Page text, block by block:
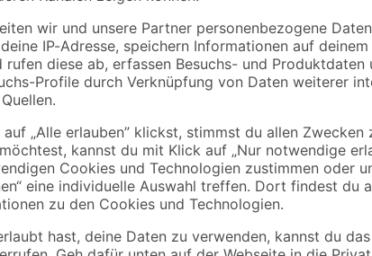
Holzschrauben PZ2
Kreuzschlitz Stahl
verzinkt 3,5 x 16 mm
50 Stück
3,09 €
26 mm 95°
2 Stück
8,89 €
Die OSB-Verlegeplatte 'Loft' ist
im Innenbereich. Eine hohe
Rechtwinkligkeit zeichnen dieses